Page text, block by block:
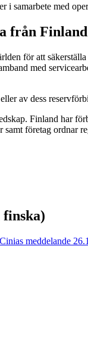
samarbete med
från
för att
med
av dess
Finland har
företag ordnar
finska)
Cinias meddelande